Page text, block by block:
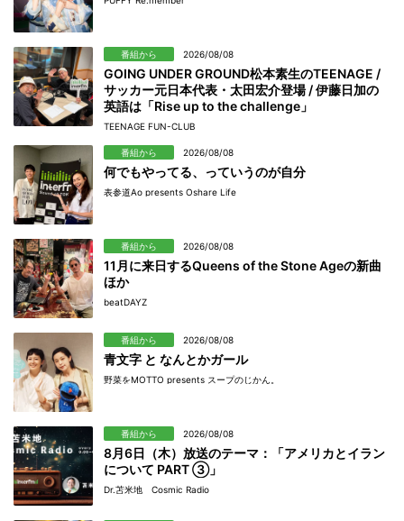
番組から 2026/08/08
GOING UNDER GROUND松本素生のTEENAGE /
サッカー元日本代表・太田宏介登場 / 伊藤日加の
英語は「Rise up to the challenge」
TEENAGE FUN-CLUB
番組から 2026/08/08
何でもやってる、っていうのが自分
表参道Ao presents Oshare Life
番組から 2026/08/08
11月に来日するQueens of the Stone Ageの新曲
ほか
beatDAYZ
番組から 2026/08/08
青文字 と なんとかガール
野菜をMOTTO presents スープのじかん。
番組から 2026/08/08
8月6日（木）放送のテーマ：「アメリカとイラン
について PART ③」
Dr.苫米地 Cosmic Radio